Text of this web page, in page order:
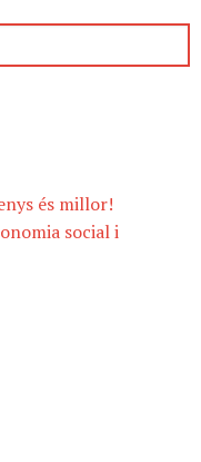
és millor!
social i